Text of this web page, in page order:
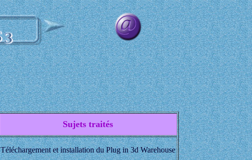
Sujets traités
Téléchargement et installation du Plug in 3d Warehouse